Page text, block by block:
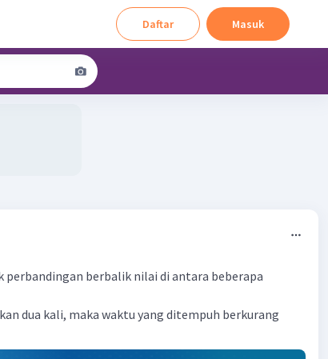
Daftar Masuk
perbandingan berbalik nilai di antara beberapa
dua kali, maka waktu yang ditempuh berkurang